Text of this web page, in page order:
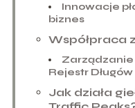
Innowacje
biznes
Współpraca
Zarządzanie
Rejestr Długów
Jak działa